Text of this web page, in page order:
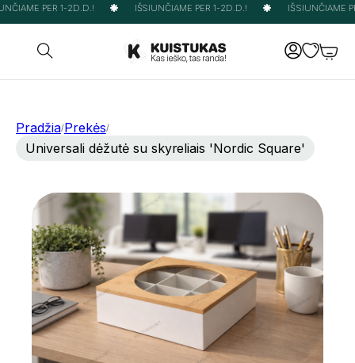
PER 1-2D.D.! IŠSIUNČIAME PER 1-2D.D.! IŠSIUNČIAME
Pradžia/Prekės/
Universali dėžutė su skyreliais 'Nordic Square'